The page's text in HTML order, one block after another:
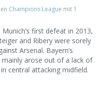
Champions League mit 1
Munich’s first defeat in 2013,
and Ribery were sorely
Arsenal. Bayern’s
arose out of a lack of
central attacking midfield.